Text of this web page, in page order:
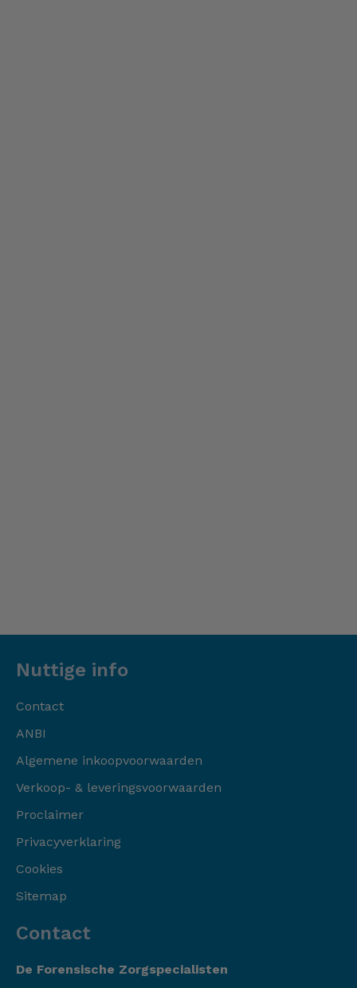
Nuttige info
Contact
ANBI
Algemene inkoopvoorwaarden
Verkoop- & leveringsvoorwaarden
Proclaimer
Privacyverklaring
Cookies
Sitemap
Contact
De Forensische Zorgspecialisten